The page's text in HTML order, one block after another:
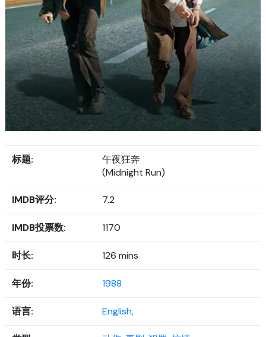
标题:
午夜狂奔
(Midnight Run)
IMDB评分: 7.2
IMDB投票数: 1170
时长: 126 mins
年份: 1988
语言: English,